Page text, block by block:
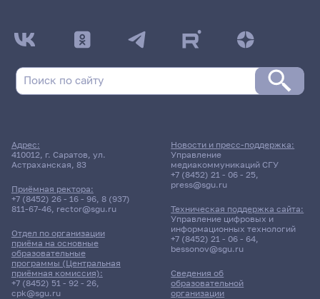
Адрес:
410012, г. Саратов, ул.
Астраханская, 83
Приёмная ректора:
+7 (8452) 26 - 16 - 96, 8 (937)
811-67-46, rector@sgu.ru
Отдел по организации
приёма на основные
образовательные
программы (Центральная
приёмная комиссия):
+7 (8452) 51 - 92 - 26,
cpk@sgu.ru
Сведения об
образовательной
организации
Новости и пресс-поддержка:
Управление
медиакоммуникаций СГУ
+7 (8452) 21 - 06 - 25,
press@sgu.ru
Техническая поддержка сайта:
Управление цифровых и
информационных технологий
+7 (8452) 21 - 06 - 64,
bessonov@sgu.ru